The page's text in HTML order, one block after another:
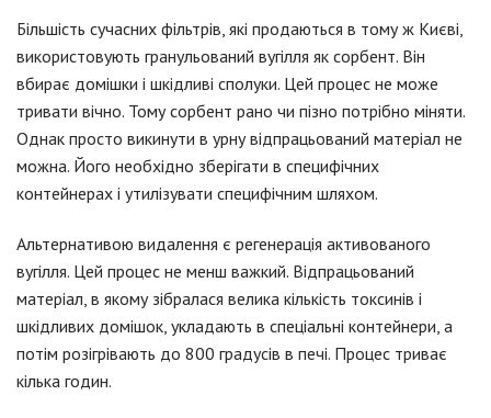
Більшість сучасних фільтрів, які продаються в тому ж Києві,
використовують гранульований вугілля як сорбент. Він
вбирає домішки і шкідливі сполуки. Цей процес не може
тривати вічно. Тому сорбент рано чи пізно потрібно міняти.
Однак просто викинути в урну відпрацьований матеріал не
можна. Його необхідно зберігати в специфічних
контейнерах і утилізувати специфічним шляхом.
Альтернативою видалення є регенерація активованого
вугілля. Цей процес не менш важкий. Відпрацьований
матеріал, в якому зібралася велика кількість токсинів і
шкідливих домішок, укладають в спеціальні контейнери, а
потім розігрівають до 800 градусів в печі. Процес триває
кілька годин.